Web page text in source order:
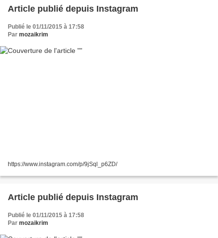
Article publié depuis Instagram
Publié le 01/11/2015 à 17:58
Par mozaikrim
https://www.instagram.com/p/9jSql_p6ZD/
Article publié depuis Instagram
Publié le 01/11/2015 à 17:58
Par mozaikrim